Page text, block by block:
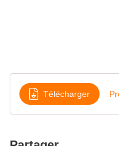
Télécharger